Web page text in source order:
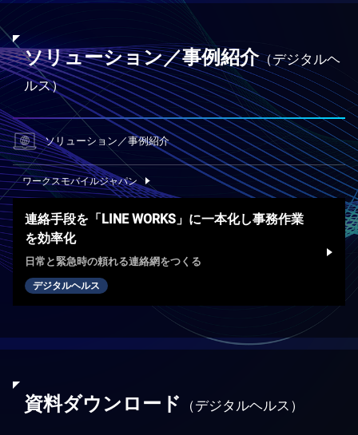
ソリューション／事例紹介（デジタルヘ
ルス）
ソリューション ／事例紹介
ワークスモバイルジャパン
連絡手段を「LINE WORKS」に一本化し事務作業
を効率化
日常と緊急時の頼れる連絡網をつくる
デジタルヘルス
資料ダウンロード （デジタルヘルス）